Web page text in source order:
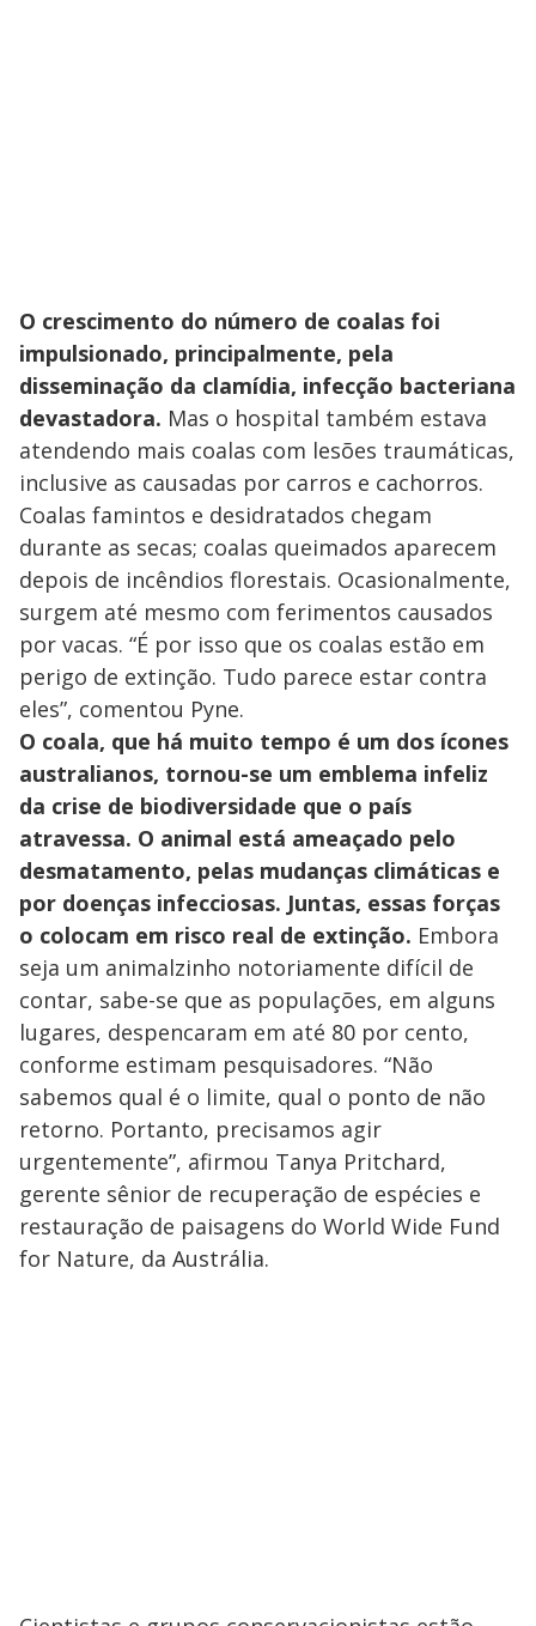
O crescimento do número de coalas foi
impulsionado, principalmente, pela
disseminação da clamídia, infecção bacteriana
devastadora. Mas o hospital também estava
atendendo mais coalas com lesões traumáticas,
inclusive as causadas por carros e cachorros.
Coalas famintos e desidratados chegam
durante as secas; coalas queimados aparecem
depois de incêndios florestais. Ocasionalmente,
surgem até mesmo com ferimentos causados
por vacas. “É por isso que os coalas estão em
perigo de extinção. Tudo parece estar contra
eles”, comentou Pyne.
O coala, que há muito tempo é um dos ícones
australianos, tornou-se um emblema infeliz
da crise de biodiversidade que o país
atravessa. O animal está ameaçado pelo
desmatamento, pelas mudanças climáticas e
por doenças infecciosas. Juntas, essas forças
o colocam em risco real de extinção. Embora
seja um animalzinho notoriamente difícil de
contar, sabe-se que as populações, em alguns
lugares, despencaram em até 80 por cento,
conforme estimam pesquisadores. “Não
sabemos qual é o limite, qual o ponto de não
retorno. Portanto, precisamos agir
urgentemente”, afirmou Tanya Pritchard,
gerente sênior de recuperação de espécies e
restauração de paisagens do World Wide Fund
for Nature, da Austrália.